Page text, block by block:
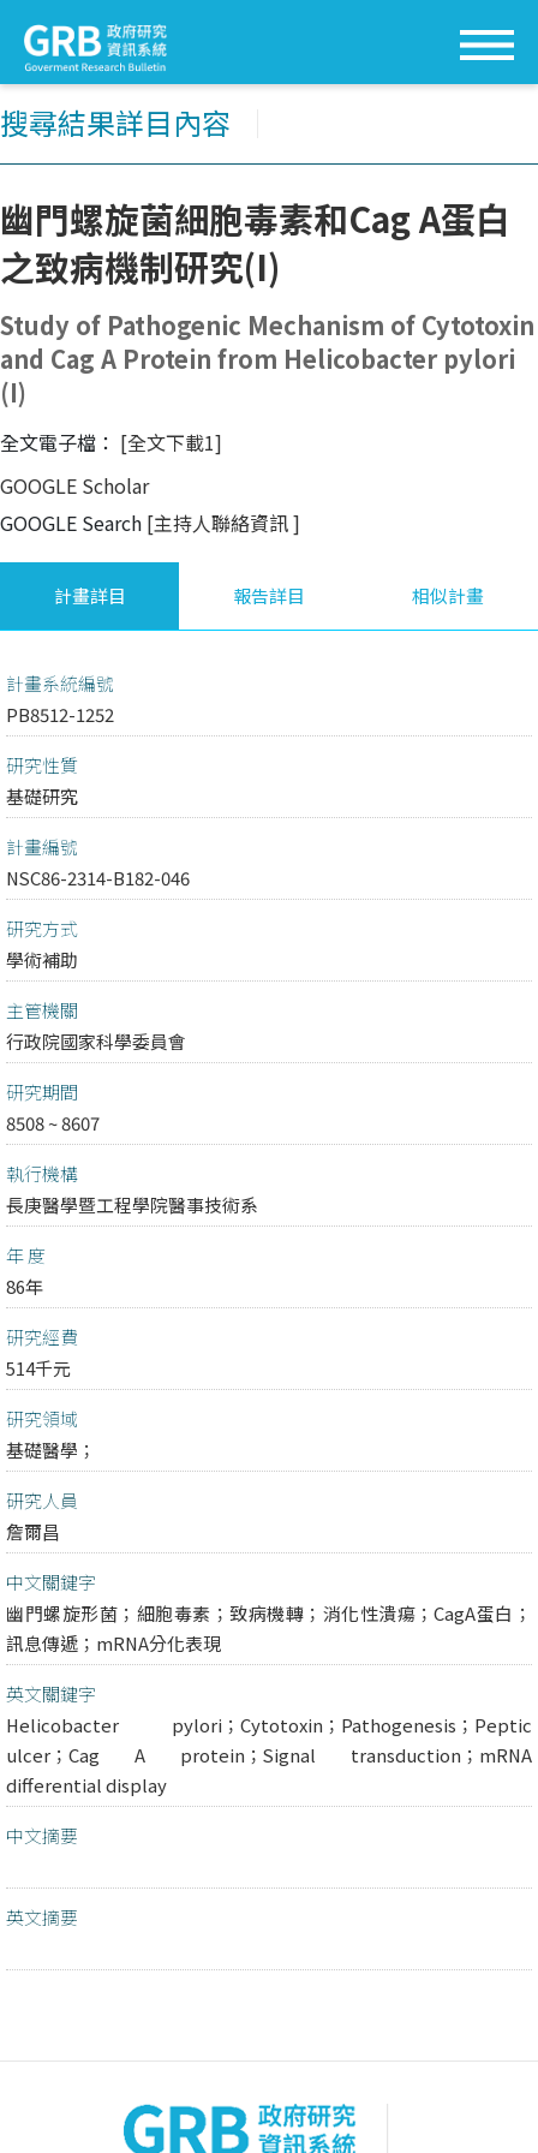
搜尋結果詳目內容
幽門螺旋菌細胞毒素和Cag A蛋白
之致病機制研究(I)
Study of Pathogenic Mechanism of Cytotoxin
and Cag A Protein from Helicobacter pylori
(I)
全文電子檔： [全文下載1]
GOOGLE Scholar
GOOGLE Search [主持人聯絡資訊]
計畫詳目 報告詳目 相似計畫
計畫系統編號
PB8512-1252
研究性質
基礎研究
計畫編號
NSC86-2314-B182-046
研究方式
學術補助
主管機關
行政院國家科學委員會
研究期間
8508 ~ 8607
執行機構
長庚醫學暨工程學院醫事技術系
年 度
86年
研究經費
514千元
研究領域
基礎醫學；
研究人員
詹爾昌
中文關鍵字
幽門螺旋形菌；細胞毒素；致病機轉；消化性潰瘍；CagA蛋白；
訊息傳遞；mRNA分化表現
英文關鍵字
Helicobacter pylori；Cytotoxin；Pathogenesis；Peptic
ulcer；Cag A protein；Signal transduction；mRNA
differential display
中文摘要
英文摘要